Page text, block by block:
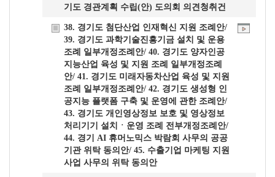
기도 경관계획 수립(안) 도의회 의견청취건
38. 경기도 첨단산업 인재혁신 지원 조례안/
39. 경기도 과학기술진흥기금 설치 및 운용
조례 일부개정조례안/ 40. 경기도 양자인공
지능산업 육성 및 지원 조례 일부개정조례
안/ 41. 경기도 미래자동차산업 육성 및 지원
조례 일부개정조례안/ 42. 경기도 생성형 인
공지능 플랫폼 구축 및 운영에 관한 조례안/
43. 경기도 개인영상정보 보호 및 영상정보
처리기기 설치ㆍ운영 조례 전부개정조례안/
44. 경기 AI 휴머노믹스 박람회 사무의 공공
기관 위탁 동의안/ 45. 수출기업 마케팅 지원
사업 사무의 위탁 동의안